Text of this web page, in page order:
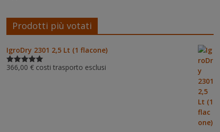
Prodotti più votati
IgroDry 2301 2,5 Lt (1 flacone)
Valutato
366,00 € costi trasporto esclusi